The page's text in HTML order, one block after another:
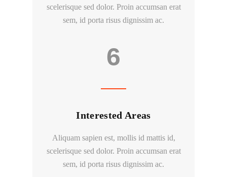
scelerisque sed dolor. Proin accumsan erat
sem, id porta risus dignissim ac.
6
Interested Areas
Aliquam sapien est, mollis id mattis id,
scelerisque sed dolor. Proin accumsan erat
sem, id porta risus dignissim ac.